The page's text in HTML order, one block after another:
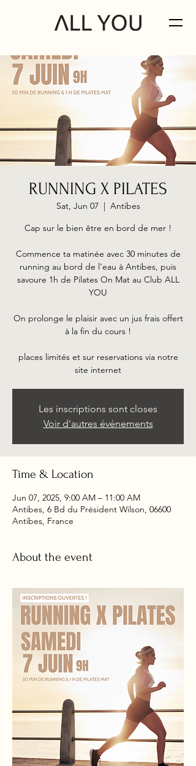
RUNNING X PILATES
Sat, Jun 07
  |
Antibes
Cap sur le bien être en bord de mer !
Commence ta matinée avec 30 minutes de
running au bord de l'eau à Antibes, puis
savoure 1h de Pilates On Mat au Club ALL
YOU
On prolonge le plaisir avec un jus frais offert
à la fin du cours !
places limités et sur reservations via notre
site internet
Les inscriptions sont closes
Voir d'autres événements
Time & Location
Jun 07, 2025, 9:00 AM – 11:00 AM
Antibes, 6 Bd du Président Wilson, 06600
Antibes, France
About the event